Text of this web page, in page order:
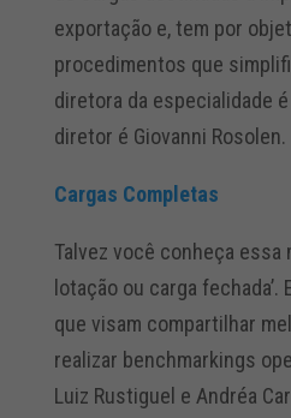
exportação e, tem por
procedimentos que
diretora da especialidade
diretor é Giovanni Rosolen.
Cargas Completas
Talvez você conheça essa
lotação ou carga
que visam compartilhar
realizar benchmarkings
Luiz Rustiguel e Andréa